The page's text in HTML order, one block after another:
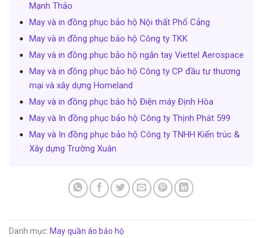
Mạnh Thảo
May và in đồng phục bảo hộ Nội thất Phố Cảng
May và in đồng phục bảo hộ Công ty TKK
May và in đồng phục bảo hộ ngắn tay Viettel Aerospace
May và in đồng phục bảo hộ Công ty CP đầu tư thương
mại và xây dựng Homeland
May và in đồng phục bảo hộ Điện máy Định Hòa
May và In đồng phục bảo hộ Công ty Thịnh Phát 599
May và In đồng phục bảo hộ Công ty TNHH Kiến trúc &
Xây dựng Trường Xuân
Danh mục: May quần áo bảo hộ